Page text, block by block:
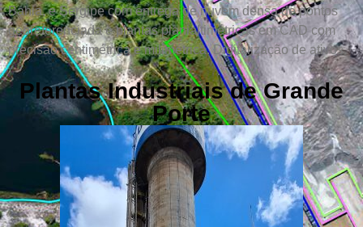
Bahia, e Sergipe com entrega de nuvem densa de pontos
georeferenciada e plantas planialtimétricas em CAD com
precisão centimétrica e milimétrica. Digitalização de ativos.
Plantas Industriais de Grande
Porte